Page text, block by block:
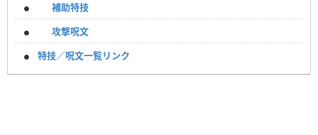
補助特技
攻撃呪文
特技／呪文一覧リンク